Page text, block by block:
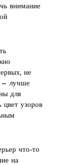
внимание
не
— лучше
для
цвет узоров
что-то
на